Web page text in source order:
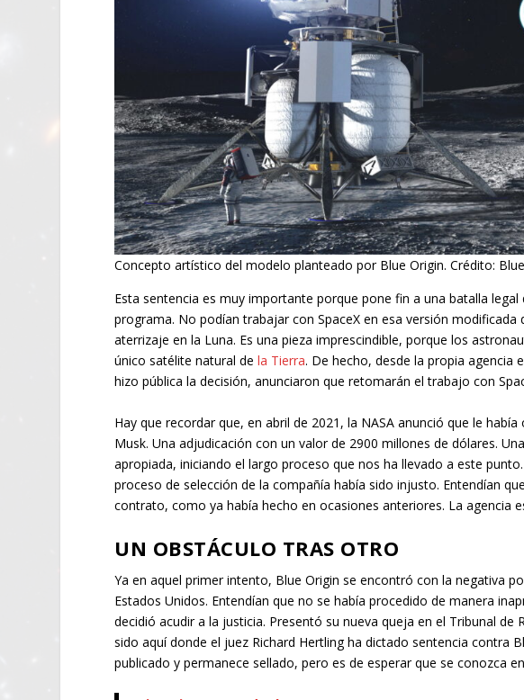
Concepto artístico del modelo planteado por Blue Origin. Crédito:
Esta sentencia es muy importante porque pone fin a una batalla legal
programa. No podían trabajar con SpaceX en esa versión modificada
aterrizaje en la Luna. Es una pieza imprescindible, porque los
único satélite natural dela Tierra. De hecho, desde la propia agencia
hizo pública la decisión, anunciaron que retomarán el trabajo con
Hay que recordar que, en abril de 2021, la NASA anunció que le
Musk. Una adjudicación con un valor de 2900 millones de dólares.
apropiada, iniciando el largo proceso que nos ha llevado a este
proceso de selección de la compañía había sido injusto. Entendían
contrato, como ya había hecho en ocasiones anteriores. La agencia
UN OBSTÁCULO TRAS OTRO
Ya en aquel primer intento, Blue Origin se encontró con la negativa
Estados Unidos. Entendían que no se había procedido de manera
decidió acudir a la justicia. Presentó su nueva queja en el Tribunal de
sido aquí donde el juez Richard Hertling ha dictado sentencia contra
publicado y permanece sellado, pero es de esperar que se conozca